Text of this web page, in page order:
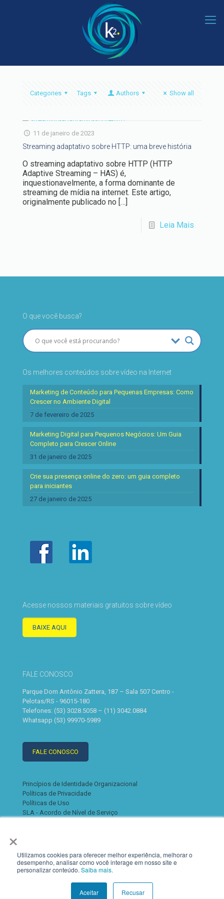
×
Utilizamos cookies para oferecer melhor experiência, melhorar o
desempenho, analisar como você interage em nosso site e
personalizar conteúdo. Saiba mais.
Aceitar Recusar
Categories Tags Authors Show all
11 de janeiro de 2023
Streaming adaptativo sobre HTTP: uma breve história
O streaming adaptativo sobre HTTP (HTTP
Adaptive Streaming – HAS) é,
inquestionavelmente, a forma dominante de
streaming de mídia na internet. Este artigo,
originalmente publicado no […]
Leia Mais
O que você busca?
Os melhores conteúdos sobre vídeo na Internet
Marketing de Conteúdo para Pequenas Empresas: Como
Crescer no Ambiente Digital
7 de fevereiro de 2025
Marketing Digital para Pequenos Negócios: Um Guia
Completo para Crescer Online
31 de janeiro de 2025
Crie sua presença online do zero: um guia completo
para iniciantes
27 de janeiro de 2025
Acesse nossos materiais gratuitos sobre vídeo
BAIXE AQUI
FALE CONOSCO
Parque Dom Antônio Zattera, 187 – Sala 507 Centro -
Pelotas/RS - 96015-180
Telefones: (53) 3028.5058 – (11) 3042.0884
Whatsapp (53) 99970-5989
FALE CONOSCO
Princípios de Identidade Organizacional
Políticas de Privacidade
Políticas de Uso
SLA - Acordo de Nível de Serviço